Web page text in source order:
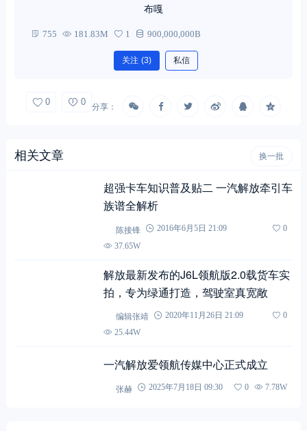
布嘎
755 181.83M 1 900,000,000B
关注 (3) 私信
0 0 分享：
相关文章 换一批
超强卡车知识普及贴二 一汽解放牵引车
族谱全解析
陈接锋 2016年6月5日 21:09
0
37.65W
解放最新发布的J6L领航版2.0载货车实
拍，专为绿通打造，驾驶室真宽敞
编辑张靖 2020年11月26日 21:09
0
25.44W
一汽解放爱领航传媒中心正式成立
张赫 2025年7月18日 09:30 0 7.78W